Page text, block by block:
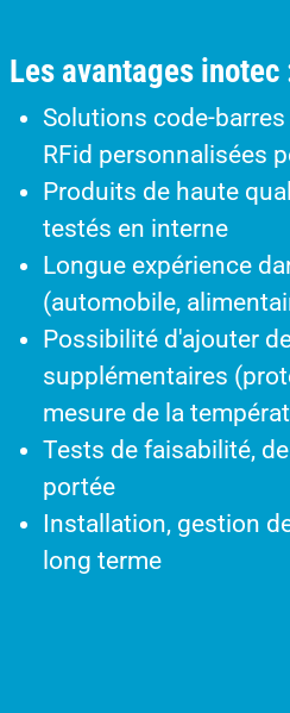
Les avantages inotec
Solutions code-
RFid personnalisées
Produits de haute
testés en interne
Longue expérience
(automobile,
Possibilité d'ajouter
supplémentaires
mesure de la
Tests de faisabilité,
portée
Installation, gestion
long terme